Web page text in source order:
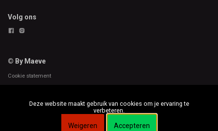
Volg ons
© By Maeve
Cookie statement
Deze website maakt gebruik van cookies om je ervaring te
verbeteren.
Weigeren Accepteren